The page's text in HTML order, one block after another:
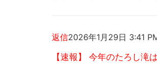
返信2026年1月29日 3:41
【速報】 今年のたろし滝